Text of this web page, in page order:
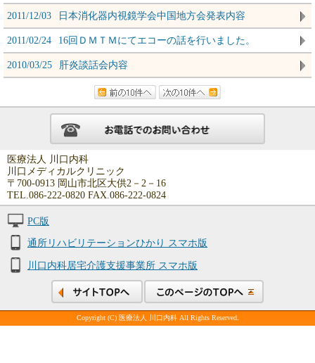
2011/12/03 日本消化器内視鏡学会中国地方会発表内容
2011/02/24 16回ＤＭＴＭにてエコーの話を行いました。
2010/03/25 肝炎談話会内容
医療法人 川口内科
川口メディカルクリニック
〒700-0913 岡山市北区大供2－2－16
TEL.086-222-0820 FAX.086-222-0824
PC版
通所リハビリテーションひかり スマホ版
川口内科居宅介護支援事業所 スマホ版
Copyright (C) 医療法人 川口内科 All Rights Reserved.